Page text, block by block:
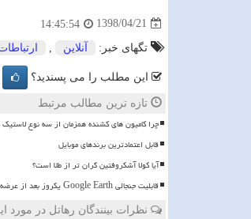
1398/04/21
14:45:54
تگهای خبر: آنلاین
این مطلب را می پسندید؟
تازه ترین مطالب مرتبط
چرا کامیون های کشنده همزمان از سه نوع لاستیک
قابل اعتمادترین برندهای موبایل
آیا کولا آشکروفتین گران تر از طلا است؟
قابلیت جنجالی Google Earth یکروز بعد از عرضه غیرفعال شد
نظرات بینندگان رهاتل در مورد